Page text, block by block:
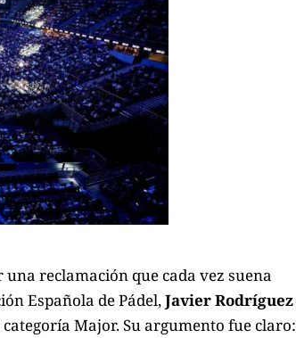
reclamación que cada vez suena
Española de Pádel,Javier Rodríguez
Major. Su argumento fue claro: